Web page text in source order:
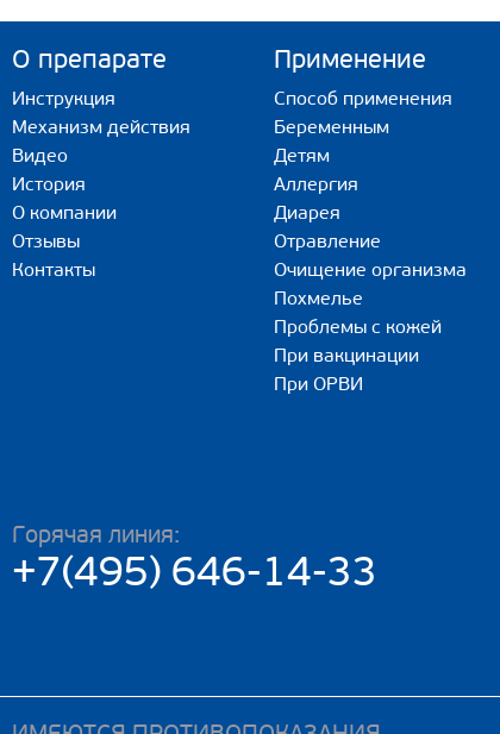
О препарате
Инструкция
Механизм действия
Видео
История
О компании
Отзывы
Контакты
Применение
Способ применения
Беременным
Детям
Аллергия
Диарея
Отравление
Очищение организма
Похмелье
Проблемы с кожей
При вакцинации
При ОРВИ
Горячая линия:
+7(495) 646-14-33